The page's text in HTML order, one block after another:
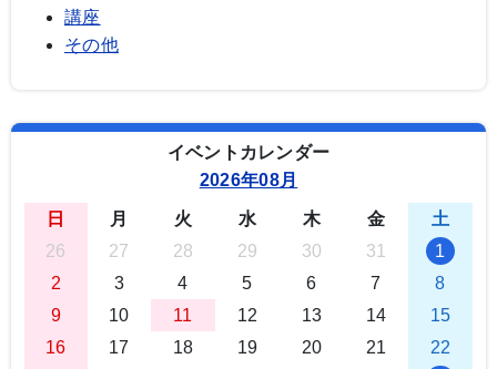
講座
その他
イベントカレンダー
2026年08月
日 月 火 水 木 金
土
26
27 28 29 30 31
1
2
3 4 5 6 7
8
9
10 11 12 13 14
15
16
17 18 19 20 21
22